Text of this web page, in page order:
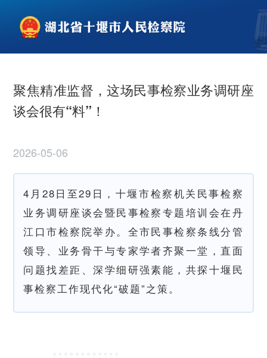
聚焦精准监督，这场民事检察业务调研座
谈会很有“料”！
2026-05-06
4月28日至29日，十堰市检察机关民事检察
业务调研座谈会暨民事检察专题培训会在丹
江口市检察院举办。全市民事检察条线分管
领导、业务骨干与专家学者齐聚一堂，直面
问题找差距、深学细研强素能，共探十堰民
事检察工作现代化“破题”之策。